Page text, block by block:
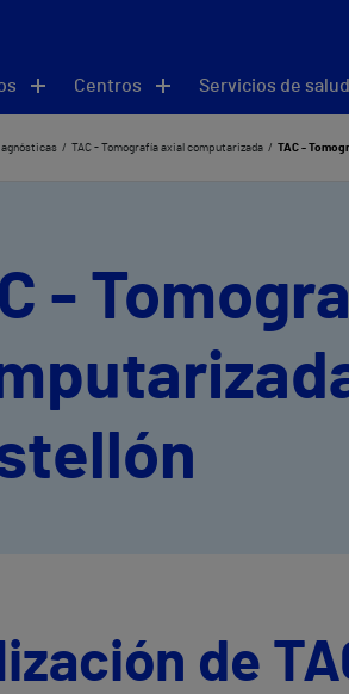
Centros Servicios de salud
TAC - Tomografía axial computarizada TAC -
-
de